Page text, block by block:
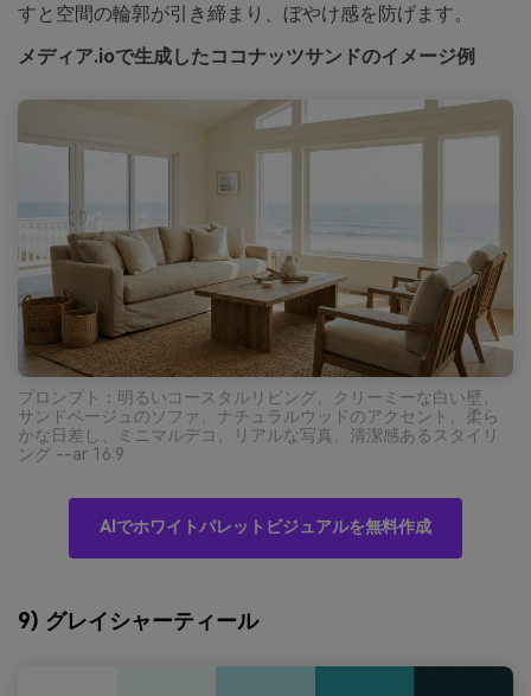
すと空間の輪郭が引き締まり、ぼやけ感を防げます。
メディア.ioで生成したココナッツサンドのイメージ例
プロンプト：明るいコースタルリビング、クリーミーな白い壁、
サンドベージュのソファ、ナチュラルウッドのアクセント、柔ら
かな日差し、ミニマルデコ、リアルな写真、清潔感あるスタイリ
ング --ar 16:9
AIでホワイトパレットビジュアルを無料作成
9) グレイシャーティール